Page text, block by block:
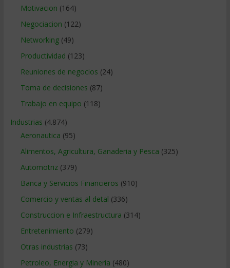
Motivacion (164)
Negociacion (122)
Networking(49)
Productividad (123)
Reuniones de negocios (24)
Toma de decisiones (87)
Trabajo en equipo (118)
Industrias (4.874)
Aeronautica (95)
Alimentos, Agricultura, Ganaderia y Pesca (325)
Automotriz(379)
Banca y Servicios Financieros (910)
Comercio y ventas al detal (336)
Construccion e Infraestructura (314)
Entretenimiento (279)
Otras industrias (73)
Petroleo, Energia y Mineria (480)